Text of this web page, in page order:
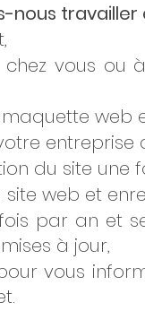
nous travailler
vous ou
web
entreprise
du site une
site web et
par an et
à jour,
vous